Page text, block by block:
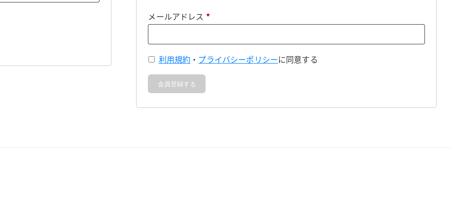
メールアドレス *必
利用規約 ・ プライバシーポリシーに同意する
会員登録する